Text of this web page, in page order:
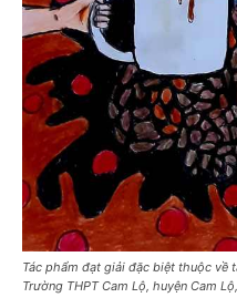
Tác phẩm đạt giải đặc biệt thuộc về
Trường THPT Cam Lộ, huyện Cam